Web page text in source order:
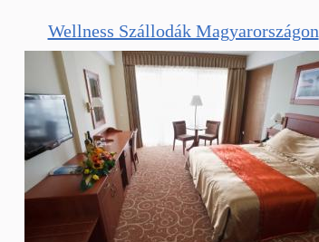
Wellness Szállodák Magyarországon